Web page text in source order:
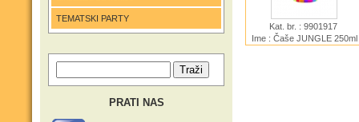
TEMATSKI PARTY
PRATI NAS
Kat. br. : 9901917
Ime : Čaše JUNGLE 250ml